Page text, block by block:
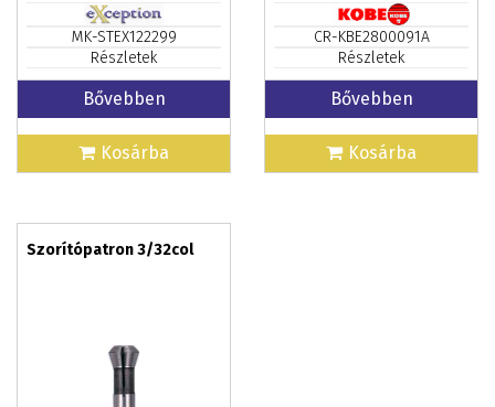
MK-STEX122299
Részletek
Bővebben
Kosárba
CR-KBE2800091A
Részletek
Bővebben
Kosárba
Szorítópatron 3/32col